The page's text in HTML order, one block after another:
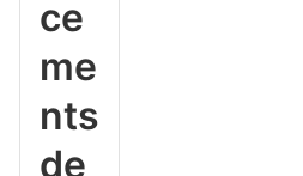
ce
me
nts
de